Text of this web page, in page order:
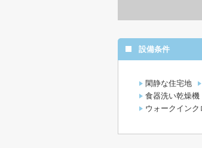
設備条件
閑静な住宅地
食器洗い乾燥機
ウォークインク